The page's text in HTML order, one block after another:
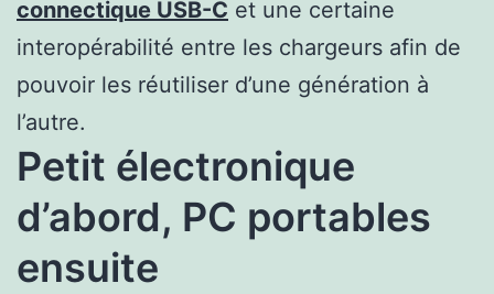
connectique USB-C et une certaine
interopérabilité entre les chargeurs afin de
pouvoir les réutiliser d’une génération à
l’autre.
Petit électronique
d’abord, PC portables
ensuite